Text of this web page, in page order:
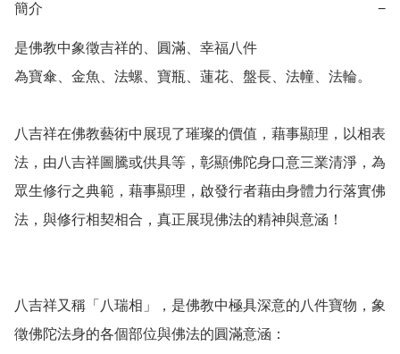
簡介 −
是佛教中象徵吉祥的、圓滿、幸福八件
為寶傘、金魚、法螺、寶瓶、蓮花、盤長、法幢、法輪。
八吉祥在佛教藝術中展現了璀璨的價值，藉事顯理，以相表
法，由八吉祥圖騰或供具等，彰顯佛陀身口意三業清淨，為
眾生修行之典範，藉事顯理，啟發行者藉由身體力行落實佛
法，與修行相契相合，真正展現佛法的精神與意涵！
八吉祥又稱「八瑞相」，是佛教中極具深意的八件寶物，象
徵佛陀法身的各個部位與佛法的圓滿意涵：